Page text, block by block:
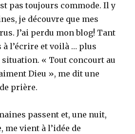
pas toujours commode. Il y
je découvre que mes
J’ai perdu mon blog! Tant
à l’écrire et voilà … plus
situation. « Tout concourt au
Dieu », me dit une
prière.
passent et, une nuit,
me vient à l’idée de